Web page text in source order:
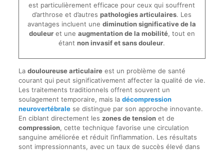
est particulièrement efficace pour ceux qui souffrent
d’arthrose et d’autrespathologies articulaires. Les
avantages incluent unediminution significative de la
douleuret une augmentation de la mobilité, tout en
étantnon invasif et sans douleur.
La douloureuse articulaireest un problème de santé
courant qui peut significativement affecter la qualité de vie.
Les traitements traditionnels offrent souvent un
soulagement temporaire, mais la décompression
neurovertébralese distingue par son approche innovante.
En ciblant directement les zones de tensionet de
compression, cette technique favorise une circulation
sanguine améliorée et réduit l’inflammation. Les résultats
sont impressionnants, avec un taux de succès élevé dans